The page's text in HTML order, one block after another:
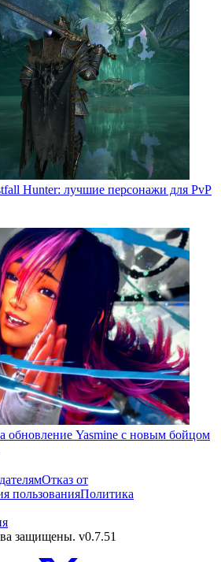
Hunter: лучшие персонажи для PvP
обновление Yasmine с новым бойцом
Отказ от
пользованияПолитика
защищены. v0.7.51